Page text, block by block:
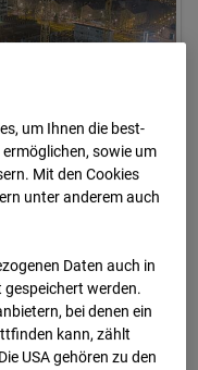
um Ihnen die best­
sowie um
Mit den Cookies
unter anderem auch
Daten auch in
werden.
bei denen ein
kann, zählt
USA gehören zu den